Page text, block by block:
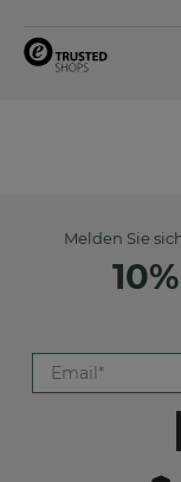
Melden Sie